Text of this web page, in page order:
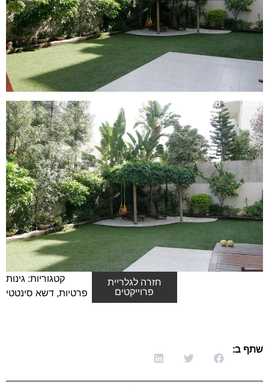
חזרה לגלריית
פרוייקטים
קטגוריות: גינות
פרטיות, דשא סינטטי
שתף ב: